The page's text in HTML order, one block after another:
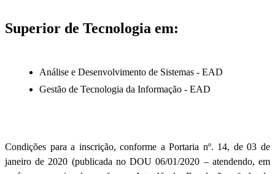
Superior de Tecnologia em:
Análise e Desenvolvimento de Sistemas - EAD
Gestão de Tecnologia da Informação - EAD
Condições para a inscrição, conforme a Portaria nº. 14, de 03 de
janeiro de 2020 (publicada no DOU 06/01/2020 – atendendo, em